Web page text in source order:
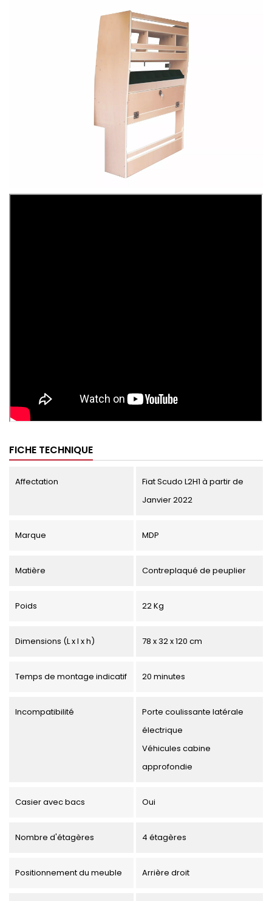
FICHE TECHNIQUE
Affectation
Fiat Scudo L2H1 à partir de
Janvier 2022
Marque MDP
Matière Contreplaqué de peuplier
Poids 22 Kg
Dimensions (L x l x h) 78 x 32 x 120 cm
Temps de montage indicatif 20 minutes
Incompatibilité
Porte coulissante latérale
électrique
Véhicules cabine
approfondie
Casier avec bacs Oui
Nombre d'étagères 4 étagères
Positionnement du meuble Arrière droit